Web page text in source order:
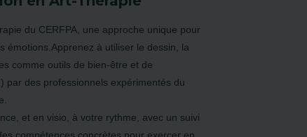
du CERFPA, une approche unique pour
émotions.Apprenez à utiliser le dessin, la
comme outils de bien-être et de
par des professionnels expérimentés du
et en visio, à votre rythme, avec un suivi